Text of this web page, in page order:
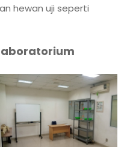
hewan uji seperti